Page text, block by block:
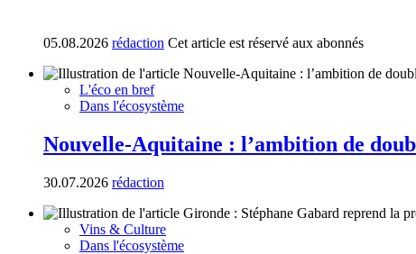
05.08.2026 rédaction Cet article est réservé aux abonnés
L'éco en bref
Dans l'écosystème
Nouvelle-Aquitaine : l’ambition de
30.07.2026 rédaction
Vins & Culture
Dans l'écosystème